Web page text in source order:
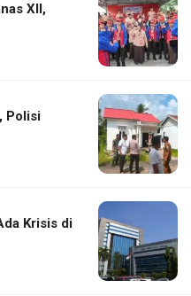
XII,
Polisi
Krisis di